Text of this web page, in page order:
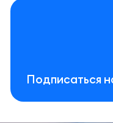
Подписаться